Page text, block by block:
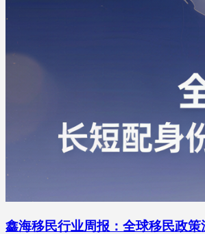
鑫海移民行业周报：全球移民政